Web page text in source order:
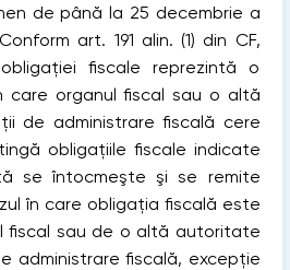
de până la 25 decembrie a
art. 191 alin. (1) din CF,
fiscale reprezintă o
care organul fiscal sau o altă
de administrare fiscală cere
obligaţiile fiscale indicate
se întocmeşte şi se remite
în care obligaţia fiscală este
fiscal sau de o altă autoritate
administrare fiscală, excepţie